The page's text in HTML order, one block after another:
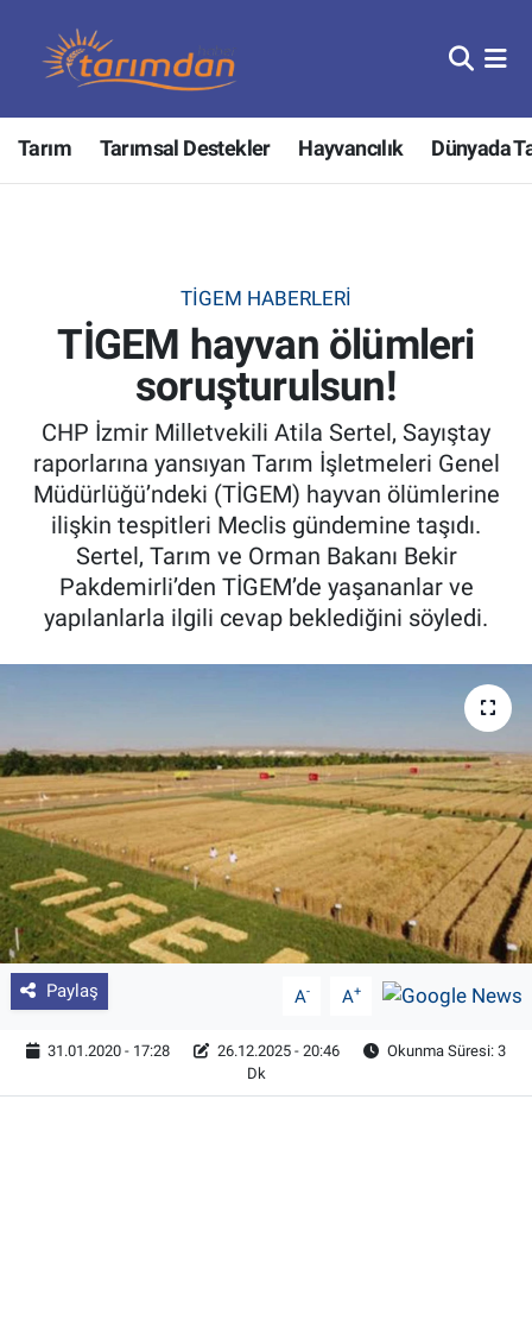
Tarım Tarımsal Destekler Hayvancılık Dünyada
TİGEM HABERLERI
TİGEM hayvan ölümleri
soruşturulsun!
CHP İzmir Milletvekili Atila Sertel, Sayıştay
raporlarına yansıyan Tarım İşletmeleri Genel
Müdürlüğü’ndeki (TİGEM) hayvan ölümlerine
ilişkin tespitleri Meclis gündemine taşıdı.
Sertel, Tarım ve Orman Bakanı Bekir
Pakdemirli’den TİGEM’de yaşananlar ve
yapılanlarla ilgili cevap beklediğini söyledi.
Paylaş A- A+
31.01.2020 - 17:28 26.12.2025 - 20:46
Okunma Süresi: 3
Dk
Tarım
Hayvancılık
Tarımsal Destekler
Tarım Bakanlığı
TZOB
Tarım Kredi Kooperatifleri
Pankobirlik
Et fiyatları
Yetiştirici Soruyor
Dünyada Tarım
Üretici Birlikleri
Şeker ve Şekerli Mamüller
Tahıllar ve Baklagiller
Tohum
Nöbetçi Eczaneler
Hava Durumu
Tüm Manşetler
Son Dakika Haberleri
Haber Arşivi